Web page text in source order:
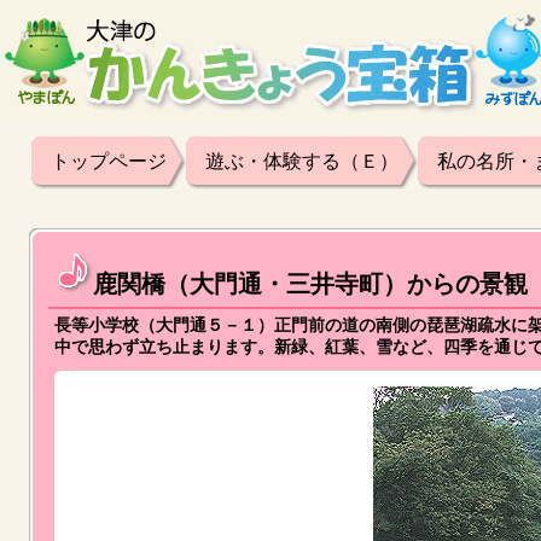
トップページ 遊ぶ・体験する（Ｅ） 私の名所・
鹿関橋（大門通・三井寺町）からの景観
長等小学校（大門通５－１）正門前の道の南側の琵琶湖疏水
中で思わず立ち止まります。新緑、紅葉、雪など、四季を通じ